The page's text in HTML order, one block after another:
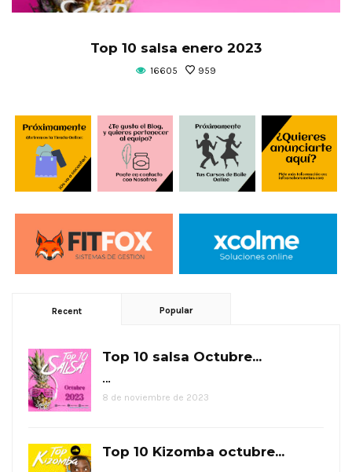
Top 10 salsa enero 2023
16605 959
Recent Popular
Top 10 salsa Octubre...
…
8 de noviembre de 2023
Top 10 Kizomba octubre...